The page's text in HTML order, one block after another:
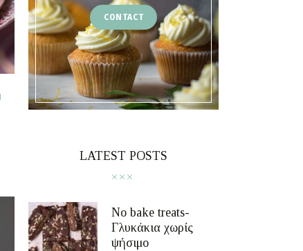
CONTACT
LATEST POSTS
No bake treats-
Γλυκάκια χωρίς
ψήσιμο